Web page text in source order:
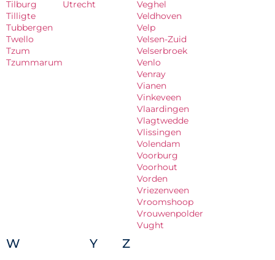
Tilburg
Tilligte
Tubbergen
Twello
Tzum
Tzummarum
Utrecht
Veghel
Veldhoven
Velp
Velsen-Zuid
Velserbroek
Venlo
Venray
Vianen
Vinkeveen
Vlaardingen
Vlagtwedde
Vlissingen
Volendam
Voorburg
Voorhout
Vorden
Vriezenveen
Vroomshoop
Vrouwenpolder
Vught
W Y Z